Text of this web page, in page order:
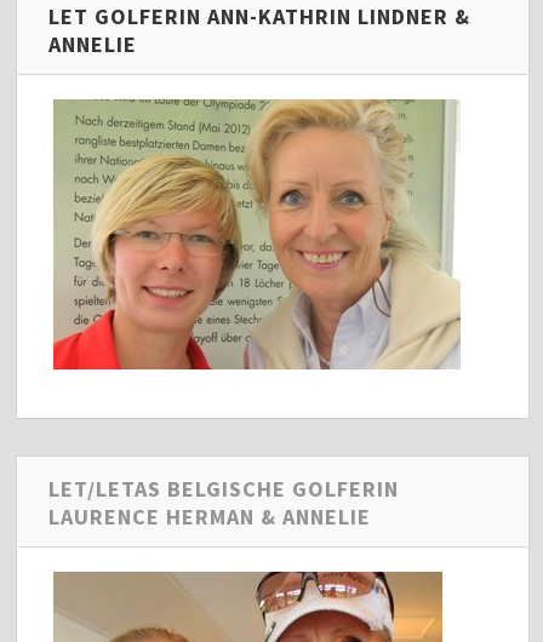
LET GOLFERIN ANN-KATHRIN LINDNER &
ANNELIE
LET/LETAS BELGISCHE GOLFERIN
LAURENCE HERMAN & ANNELIE